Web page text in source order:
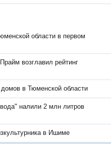
области в первом
возглавил рейтинг
домов в Тюменской области
налили 2 млн литров
в Ишиме